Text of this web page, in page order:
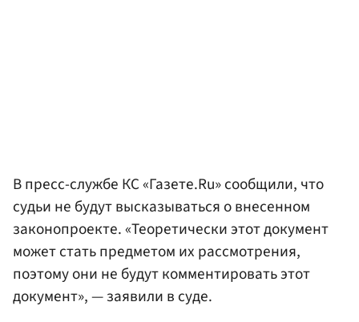
В пресс-службе КС «Газете.Ru» сообщили, что
судьи не будут высказываться о внесенном
законопроекте. «Теоретически этот документ
может стать предметом их рассмотрения,
поэтому они не будут комментировать этот
документ», — заявили в суде.